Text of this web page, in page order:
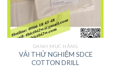
DANH MỤC HÃNG
VẢI THỬ NGHIỆM SDCE
COTTON DRILL